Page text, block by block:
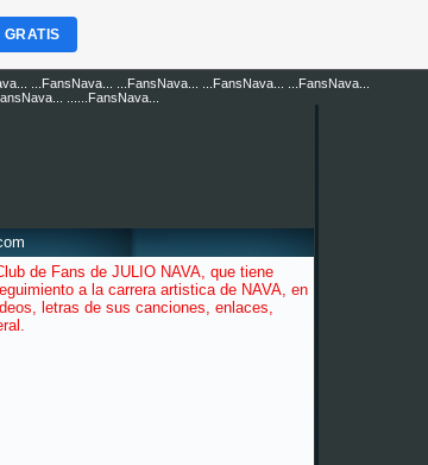
...FansNava... ...FansNava... ...FansNava... ...FansNava...
......FansNava...
de Fans de JULIO NAVA, que tiene
a la carrera artistica de NAVA, en
letras de sus canciones, enlaces,
GRATIS